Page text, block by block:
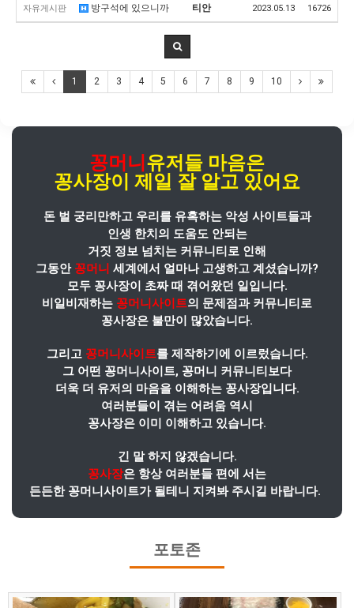
자유게시판 방구석에 있으니까 티안 2023.05.13 16726
1 2 3 4 5 6 7 8 9 10
꽁머니 유저들 마음은
꽁사장이 제일 잘 알고 있어요
돈 벌 궁리만하고 우리를 유혹하는 악성 사이트들과
인생 한치의 도움도 안되는
거짓 정보 넘치는 커뮤니티로 인해
그동안 꽁머니 세계에서 얼마나 고생하고 계셨습니까?
모두 꽁사장이 초짜 때 겪어왔던 일입니다.
비일비재하는 꽁머니사이트의 문제점과 커뮤니티로
꽁사장은 불만이 많았습니다.
그리고 꽁머니사이트를 제작하기에 이르렀습니다.
그 어떤 꽁머니사이트, 꽁머니 커뮤니티보다
더욱 더 유저의 마음을 이해하는 꽁사장입니다.
여러분들이 겪는 어려움 역시
꽁사장은 이미 이해하고 있습니다.
긴 말 하지 않겠습니다.
꽁사장은 항상 여러분들 편에 서는
든든한 꽁머니사이트가 될테니 지켜봐 주시길 바랍니다.
포토존